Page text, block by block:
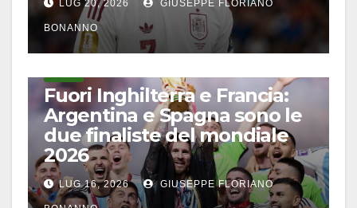
LUG 20, 2026 GIUSEPPE FLORIANO
BONANNO
Fuori Inghilterra e Francia:
Argentina e Spagna sono le
due finaliste del mondiale
2026
LUG 16, 2026 GIUSEPPE FLORIANO